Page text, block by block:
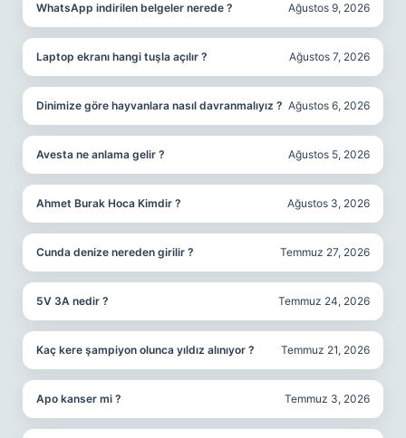
WhatsApp indirilen belgeler nerede ? Ağustos 9, 2026
Laptop ekranı hangi tuşla açılır ? Ağustos 7, 2026
Dinimize göre hayvanlara nasıl davranmalıyız ? Ağustos 6, 2026
Avesta ne anlama gelir ? Ağustos 5, 2026
Ahmet Burak Hoca Kimdir ? Ağustos 3, 2026
Cunda denize nereden girilir ? Temmuz 27, 2026
5V 3A nedir ? Temmuz 24, 2026
Kaç kere şampiyon olunca yıldız alınıyor ? Temmuz 21, 2026
Apo kanser mi ? Temmuz 3, 2026